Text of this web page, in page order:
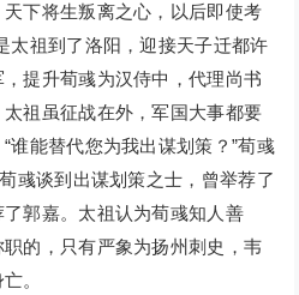
下将生叛离之心，以后即使考
太祖到了洛阳，迎接天子迁都许
提升荀彧为汉侍中，代理尚书
祖虽征战在外，军国大事都要
谁能替代您为我出谋划策？”荀彧
彧谈到出谋划策之士，曾举荐了
郭嘉。太祖认为荀彧知人善
的，只有严象为扬州刺史，韦
。